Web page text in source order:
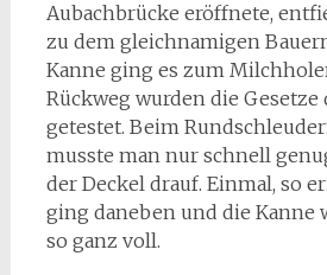
Aubachbrücke eröffnete,
zu dem gleichnamigen
Kanne ging es zum
Rückweg wurden die
getestet. Beim
musste man nur schnell
der Deckel drauf. Einmal, so
ging daneben und die Kanne
so ganz voll.